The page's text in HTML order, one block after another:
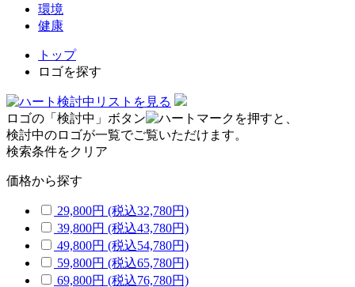
環境
健康
トップ
ロゴを探す
検討中リストを見る
ロゴの「検討中」ボタン
を押すと、
検討中のロゴが一覧でご覧いただけます。
検索条件をクリア
価格から探す
29,800円 (税込32,780円)
39,800円 (税込43,780円)
49,800円 (税込54,780円)
59,800円 (税込65,780円)
69,800円 (税込76,780円)